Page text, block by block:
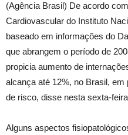
(Agência Brasil) De acordo
Cardiovascular do Instituto
baseado em informações do
que abrangem o período de
propicia aumento de
alcança até 12%, no Brasil,
de risco, disse nesta sexta-
Alguns aspectos